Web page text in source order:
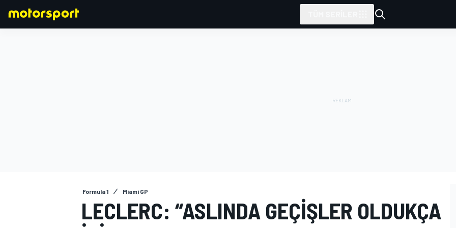
Formula 1 Miami GP
LECLERC: “ASLINDA GEÇIŞLER OLDUKÇA